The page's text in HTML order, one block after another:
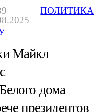
ПОЛИТИКА
Майкл
дома
президентов